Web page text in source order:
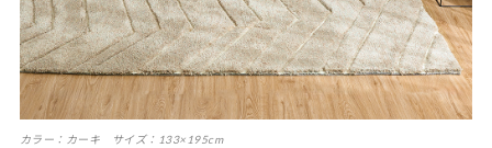
カラー：カーキ サイズ：133×195cm